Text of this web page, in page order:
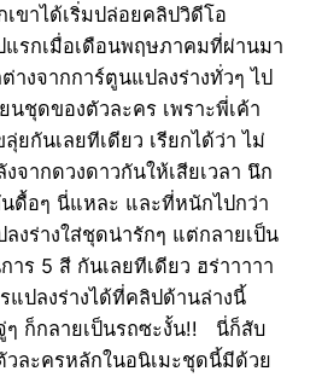
ขาได้เริ่มปล่อยคลิปวิดีโอ
รกเมื่อเดือนพฤษภาคมที่ผ่านมา
งจากการ์ตูนแปลงร่างทั่วๆ ไป
ชุดของตัวละคร เพราะพี่เค้า
ยกันเลยทีเดียว เรียกได้ว่า ไม่
จากดวงดาวกันให้เสียเวลา นึก
ดื้อๆ นี่แหละ และที่หนักไปกว่า
งร่างใส่ชุดน่ารักๆ แต่กลายเป็น
ร 5 สี กันเลยทีเดียว ฮร่าาาาา
แปลงร่างได้ที่คลิปด้านล่างนี้
ก็กลายเป็นรถซะงั้น!! นี่ก็สับ
ละครหลักในอนิเมะชุดนี้มีด้วย